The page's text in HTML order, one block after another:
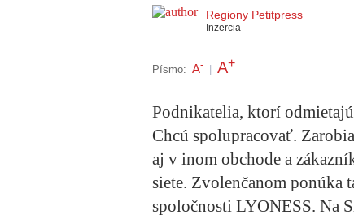
Regiony Petitpress
Inzercia
Písmo: A- A+
Podnikatelia, ktorí
Chcú spolupracovať.
aj v inom obchode a
siete. Zvolenčanom ponúka
spoločnosti LYONESS. Na